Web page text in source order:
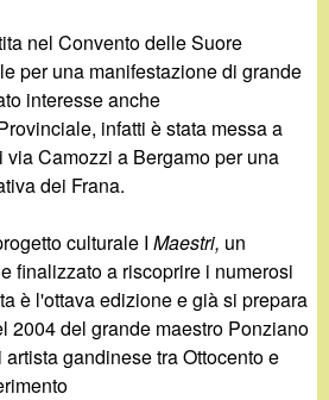
nel Convento delle Suore
per una manifestazione di grande
interesse anche
infatti è stata messa a
Camozzi a Bergamo per una
dei Frana.
culturale IMaestri, un
finalizzato a riscoprire i numerosi
è l'ottava edizione e già si prepara
2004 del grande maestro Ponziano
gandinese tra Ottocento e